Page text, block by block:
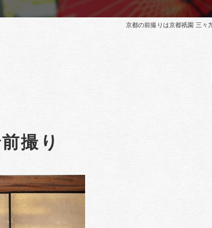
京都の前撮りは京都祇園 三々
撮り